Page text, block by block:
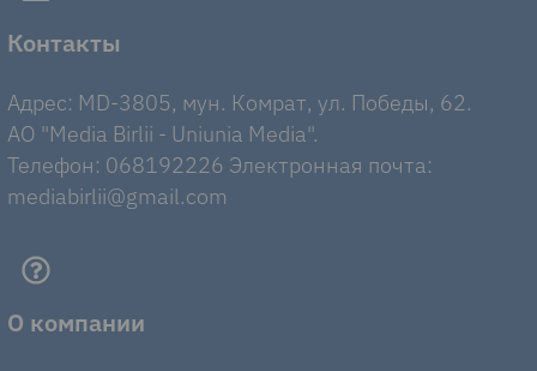
Контакты
Адрес: MD-3805, мун. Комрат, ул. Победы, 62.
AO "Media Birlii - Uniunia Media".
Телефон: 068192226 Электронная почта:
mediabirlii@gmail.com
О компании